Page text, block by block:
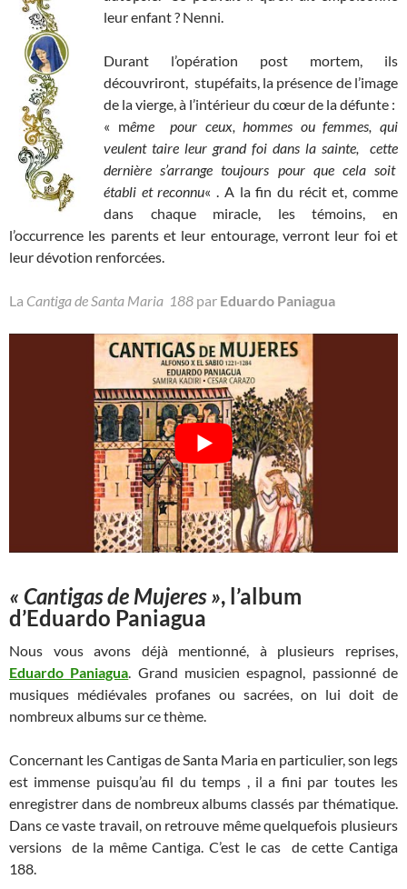
leur enfant ? Nenni.
Durant l’opération post mortem, ils
découvriront, stupéfaits, la présence de l’image
de la vierge, à l’intérieur du cœur de la défunte :
« même pour ceux, hommes ou femmes, qui
veulent taire leur grand foi dans la sainte, cette
dernière s’arrange toujours pour que cela soit
établi et reconnu« . A la fin du récit et, comme
dans chaque miracle, les témoins, en
l’occurrence les parents et leur entourage, verront leur foi et
leur dévotion renforcées.
La Cantiga de Santa Maria 188 par Eduardo Paniagua
« Cantigas de Mujeres », l’album
d’Eduardo Paniagua
Nous vous avons déjà mentionné, à plusieurs reprises,
Eduardo Paniagua . Grand musicien espagnol, passionné de
musiques médiévales profanes ou sacrées, on lui doit de
nombreux albums sur ce thème.
Concernant les Cantigas de Santa Maria en particulier, son legs
est immense puisqu’au fil du temps , il a fini par toutes les
enregistrer dans de nombreux albums classés par thématique.
Dans ce vaste travail, on retrouve même quelquefois plusieurs
versions de la même Cantiga. C’est le cas de cette Cantiga
188.